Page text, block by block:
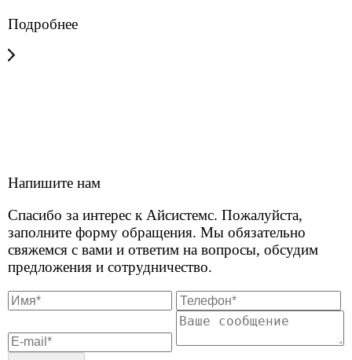
Офис в Санкт-Петербурге:
190020, г. Санкт-Петербург,